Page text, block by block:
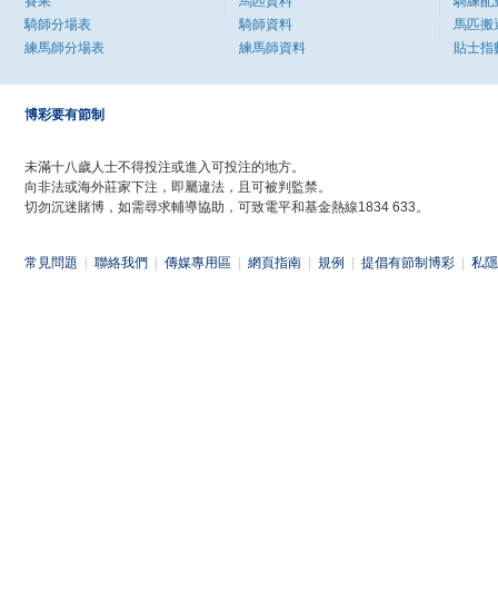
騎師分場表
練馬師分場表
騎師資料
練馬師資料
馬匹搬
貼士指
博彩要有節制
未滿十八歲人士不得投注或進入可投注的地方。
向非法或海外莊家下注，即屬違法，且可被判監禁。
切勿沉迷賭博，如需尋求輔導協助，可致電平和基金熱線1834 633。
常見問題 聯絡我們 傳媒專用區 網頁指南 規例 提倡有節制博彩 私